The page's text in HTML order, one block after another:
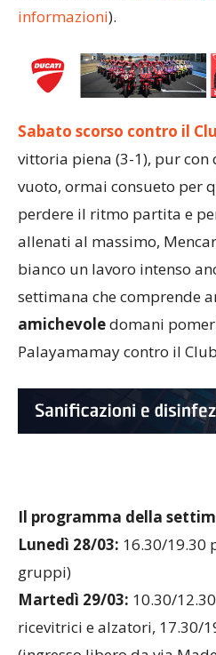
informazioni).
Sabato scorso contro il
vittoria piena (3-1), pur con
vuoto, ormai consueto per
perdere il ritmo partita e
allenati al massimo,
bianco un lavoro intenso
settimana che comprende
amichevoledomani
Palayamamay contro il
Il programma della
Lunedì 28/03: 16.30/19.30
gruppi)
Martedì 29/03: 10.30/
ricevitrici e alzatori, 17.30/